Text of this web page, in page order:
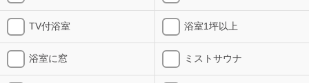
TV付浴室 浴室1坪以上
浴室に窓 ミストサウナ